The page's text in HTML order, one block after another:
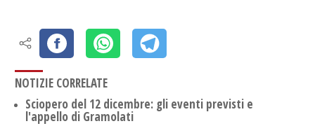
NOTIZIE CORRELATE
Sciopero del 12 dicembre: gli eventi previsti e
l'appello di Gramolati